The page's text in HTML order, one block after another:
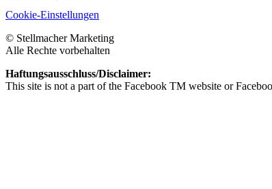
Cookie-Einstellungen
© Stellmacher Marketing
Alle Rechte vorbehalten
Haftungsausschluss/Disclaimer:
This site is not a part of the Facebook TM website or